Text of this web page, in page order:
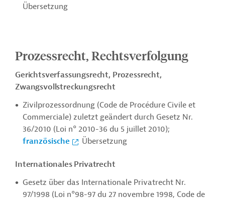
Übersetzung
Prozessrecht, Rechtsverfolgung
Gerichtsverfassungsrecht, Prozessrecht,
Zwangsvollstreckungsrecht
Zivilprozessordnung (Code de Procédure Civile et
Commerciale) zuletzt geändert durch Gesetz Nr.
36/2010 (Loi n° 2010-36 du 5 juillet 2010);
französische
Übersetzung
Internationales Privatrecht
Gesetz über das Internationale Privatrecht Nr.
97/1998 (Loi n°98-97 du 27 novembre 1998, Code de